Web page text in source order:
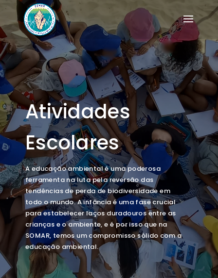
Atividades
Escolares
A educação ambiental é uma poderosa
ferramenta na luta pela reversão das
tendências de perda de biodiversidade em
todo o mundo. A infância é uma fase crucial
para estabelecer laços duradouros entre as
crianças e o ambiente, e é por isso que na
SOMAR, temos um compromisso sólido com a
educação ambiental.